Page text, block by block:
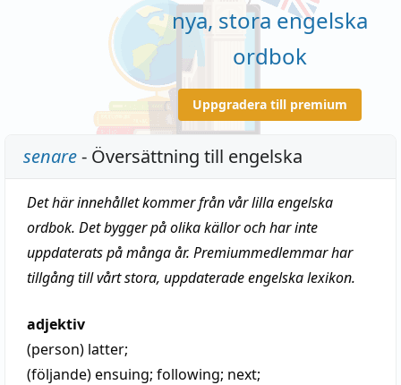
nya, stora engelska
ordbok
Uppgradera till premium
senare- Översättning till engelska
Det här innehållet kommer från vår lilla engelska
ordbok. Det bygger på olika källor och har inte
uppdaterats på många år. Premiummedlemmar har
tillgång till vårt stora, uppdaterade engelska lexikon.
adjektiv
(person) latter;
(följande)ensuing; following; next;